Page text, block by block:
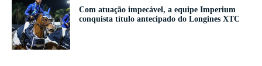
Com atuação impecável, a equipe Imperium
conquista título antecipado do Longines XTC